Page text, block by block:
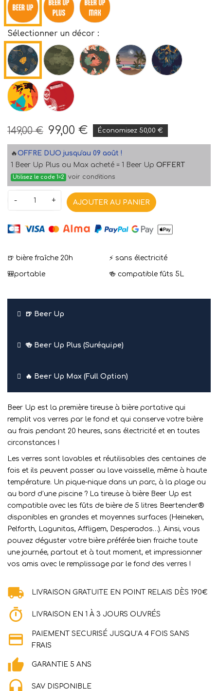
Sélectionner un décor :
149,00 € 99,00 € Économisez 50,00 €
🔥OFFRE DUO jusqu'au 09 août !
1 Beer Up Plus ou Max acheté = 1 Beer Up OFFERT
Utilisez le code 1=2 voir conditions
- + AJOUTER AU PANIER
🍺 bière fraîche 20h
🎒portable
⚡ sans électricité
🍻 compatible fûts 5L
🍺 Beer Up
🍻 Beer Up Plus (Suréquipe)
🔥 Beer Up Max (Full Option)
Beer Up est la première tireuse à bière portative qui
remplit vos verres par le fond et qui conserve votre bière
au frais pendant 20 heures, sans électricité et en toutes
circonstances !
Les verres sont lavables et réutilisables des centaines de
fois et ils peuvent passer au lave vaisselle, même à haute
température. Un pique-nique dans un parc, à la plage ou
au bord d’une piscine ? La tireuse à bière Beer Up est
compatible avec les fûts de bière de 5 litres Beertender®
disponibles en grandes et moyennes surfaces (Heineken,
Pelforth, Lagunitas, Affligem, Desperados…). Ainsi, vous
pouvez déguster votre bière préférée bien fraiche toute
une journée, partout et à tout moment, et impressionner
vos amis avec le remplissage par le fond des verres !
LIVRAISON GRATUITE EN POINT RELAIS DÈS 190€
LIVRAISON EN 1 À 3 JOURS OUVRÉS
PAIEMENT SECURISÉ JUSQU’A 4 FOIS SANS
FRAIS
GARANTIE 5 ANS
SAV DISPONIBLE